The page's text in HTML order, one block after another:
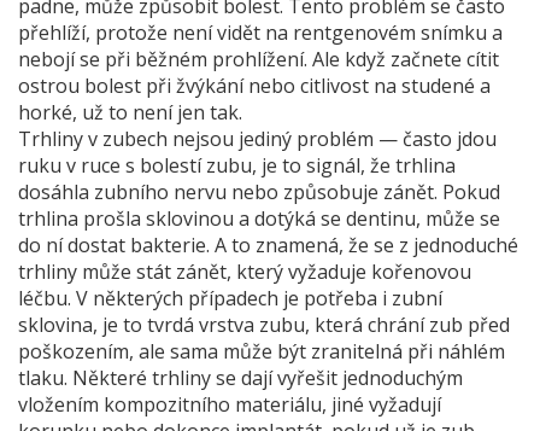
padne, může způsobit bolest. Tento problém se často
přehlíží, protože není vidět na rentgenovém snímku a
nebojí se při běžném prohlížení. Ale když začnete cítit
ostrou bolest při žvýkání nebo citlivost na studené a
horké, už to není jen tak.
Trhliny v zubech nejsou jediný problém — často jdou
ruku v ruce s bolestí zubu, je to signál, že trhlina
dosáhla zubního nervu nebo způsobuje zánět. Pokud
trhlina prošla sklovinou a dotýká se dentinu, může se
do ní dostat bakterie. A to znamená, že se z jednoduché
trhliny může stát zánět, který vyžaduje kořenovou
léčbu. V některých případech je potřeba i zubní
sklovina, je to tvrdá vrstva zubu, která chrání zub před
poškozením, ale sama může být zranitelná při náhlém
tlaku. Některé trhliny se dají vyřešit jednoduchým
vložením kompozitního materiálu, jiné vyžadují